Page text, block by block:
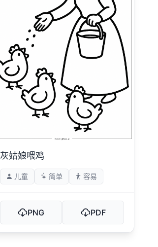
灰姑娘喂鸡
儿童 简单 容易
PNG PDF